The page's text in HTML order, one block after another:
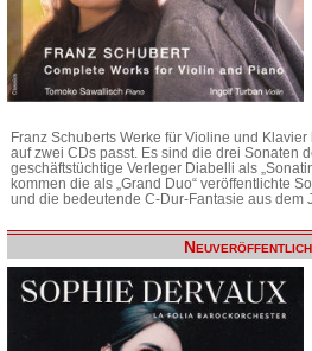
Franz Schuberts Werke für Violine und
auf zwei CDs passt. Es sind die drei Sonaten
geschäftstüchtige Verleger Diabelli als
kommen die als „Grand Duo“ veröffentlichte
und die bedeutende C-Dur-Fantasie aus dem